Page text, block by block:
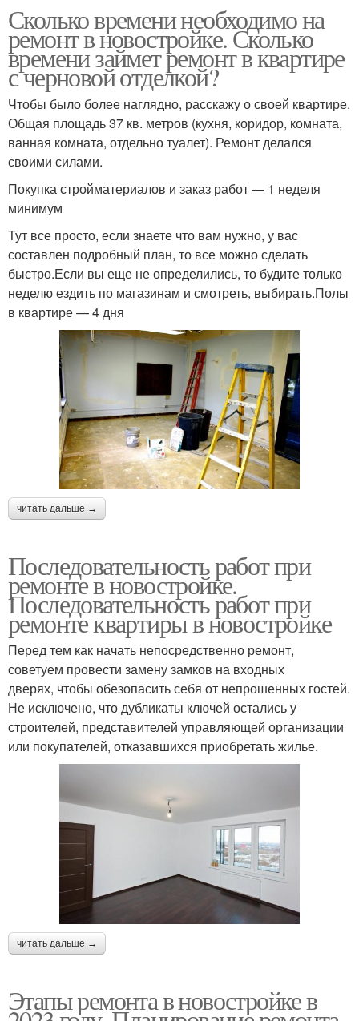
Сколько времени необходимо на
ремонт в новостройке. Сколько
времени займет ремонт в квартире
с черновой отделкой?
Чтобы было более наглядно, расскажу о своей квартире.
Общая площадь 37 кв. метров (кухня, коридор, комната,
ванная комната, отдельно туалет). Ремонт делался
своими силами.
Покупка стройматериалов и заказ работ — 1 неделя
минимум
Тут все просто, если знаете что вам нужно, у вас
составлен подробный план, то все можно сделать
быстро.Если вы еще не определились, то будите только
неделю ездить по магазинам и смотреть, выбирать.Полы
в квартире — 4 дня
читать дальше →
Последовательность работ при
ремонте в новостройке.
Последовательность работ при
ремонте квартиры в новостройке
Перед тем как начать непосредственно ремонт,
советуем провести замену замков на входных
дверях, чтобы обезопасить себя от непрошенных гостей.
Не исключено, что дубликаты ключей остались у
строителей, представителей управляющей организации
или покупателей, отказавшихся приобретать жилье.
читать дальше →
Этапы ремонта в новостройке в